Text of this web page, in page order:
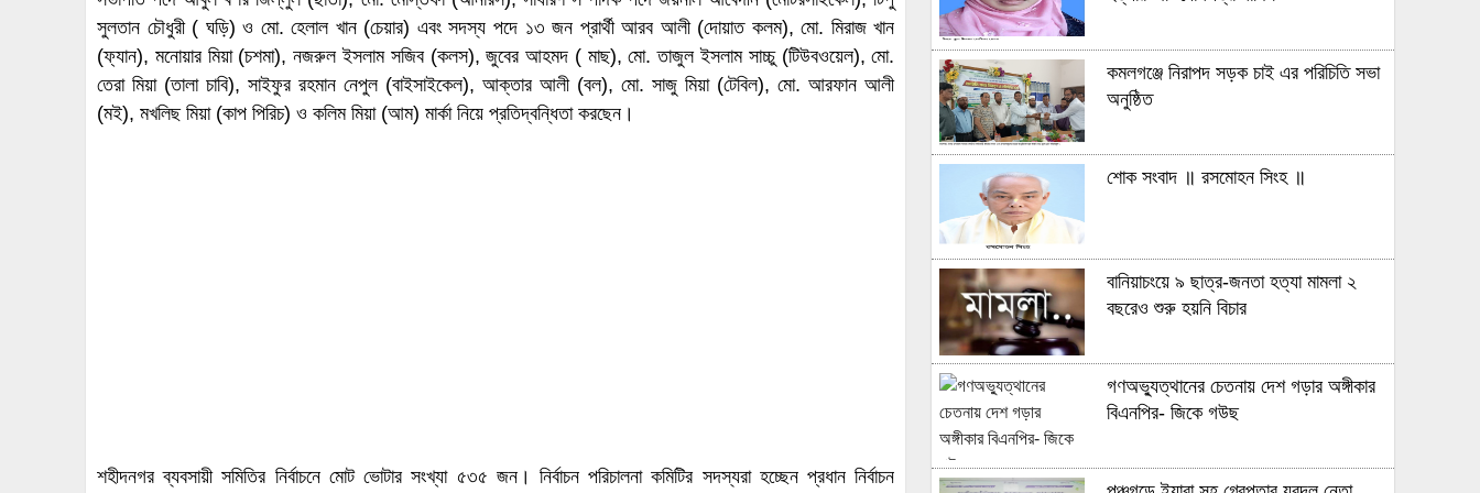
সুলতান চৌধুরী ( ঘড়ি) ও মো. হেলাল খান (চেয়ার) এবং সদস্য পদে ১৩ জন প্রার্থী আরব আলী (দোয়াত কলম), মো. মিরাজ খান
(ফ্যান), মনোয়ার মিয়া (চশমা), নজরুল ইসলাম সজিব (কলস), জুবের আহমদ ( মাছ), মো. তাজুল ইসলাম সাচ্চু (টিউবওয়েল), মো.
তেরা মিয়া (তালা চাবি), সাইফুর রহমান নেপুল (বাইসাইকেল), আক্তার আলী (বল), মো. সাজু মিয়া (টেবিল), মো. আরফান আলী
(মই), মখলিছ মিয়া (কাপ পিরিচ) ও কলিম মিয়া (আম) মার্কা নিয়ে প্রতিদ্বন্ধিতা করছেন।
শহীদনগর ব্যবসায়ী সমিতির নির্বাচনে মোট ভোটার সংখ্যা ৫৩৫ জন। নির্বাচন পরিচালনা কমিটির সদস্যরা হচ্ছেন প্রধান নির্বাচন
কমলগঞ্জে নিরাপদ সড়ক চাই এর পরিচিতি সভা
অনুষ্ঠিত
শোক সংবাদ ॥ রসমোহন সিংহ ॥
বানিয়াচংয়ে ৯ ছাত্র-জনতা হত্যা মামলা ২
বছরেও শুরু হয়নি বিচার
গণঅভ্যুত্থানের চেতনায় দেশ গড়ার অঙ্গীকার
বিএনপির- জিকে গউছ